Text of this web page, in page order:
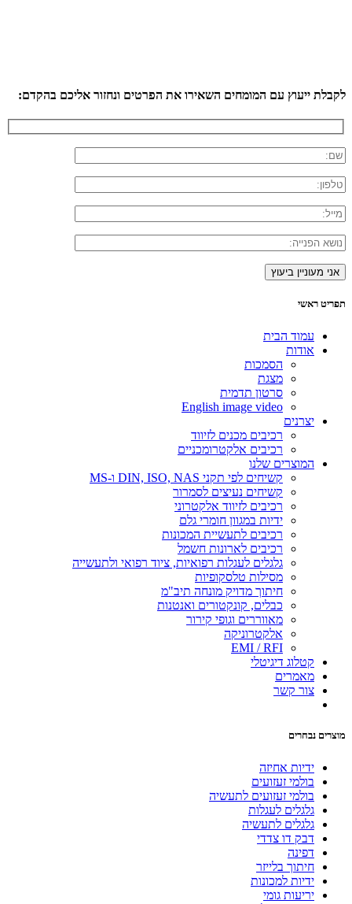
לקבלת ייעוץ עם המומחים השאירו את הפרטים ונחזור אליכם בהקדם:
תפריט ראשי
עמוד הבית
אודות
הסמכות
מצגת
סרטון תדמית
English image video
יצרנים
רכיבים מכנים לזיווד
רכיבים אלקטרומכניים
המוצרים שלנו
קשיחים לפי תקני DIN, ISO, NAS ו-MS
קשיחים נעיצים לסמרור
רכיבים לזיווד אלקטרוני
ידיות במגוון חומרי גלם
רכיבים לתעשיית המכונות
רכיבים לארונות חשמל
גלגלים לעגלות רפואיות, ציוד רפואי ולתעשייה
מסילות טלסקופיות
חיתוך מדויק מונחה תיב"מ
כבלים, קונקטורים ואנטנות
מאווררים וגופי קירור
אלקטרוניקה
EMI / RFI
קטלוג דיגיטלי
מאמרים
צור קשר
מוצרים נבחרים
ידיות אחיזה
בולמי זעזועים
בולמי זעזועים לתעשיה
גלגלים לעגלות
גלגלים לתעשיה
דבק דו צדדי
דפינה
חיתוך בלייזר
ידיות למכונות
יריעות גומי